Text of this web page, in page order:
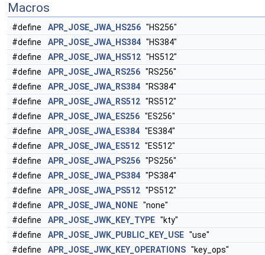
Macros
#define APR_JOSE_JWA_HS256 "HS256"
#define
APR_JOSE_JWA_HS384 "HS384"
#define
APR_JOSE_JWA_HS512 "HS512"
#define
APR_JOSE_JWA_RS256 "RS256"
#define
APR_JOSE_JWA_RS384 "RS384"
#define
APR_JOSE_JWA_RS512 "RS512"
#define
APR_JOSE_JWA_ES256 "ES256"
#define
APR_JOSE_JWA_ES384 "ES384"
#define
APR_JOSE_JWA_ES512 "ES512"
#define
APR_JOSE_JWA_PS256 "PS256"
#define
APR_JOSE_JWA_PS384 "PS384"
#define
APR_JOSE_JWA_PS512 "PS512"
#define
APR_JOSE_JWA_NONE "none"
#define
APR_JOSE_JWK_KEY_TYPE "kty"
#define
APR_JOSE_JWK_PUBLIC_KEY_USE "use"
#define
APR_JOSE_JWK_KEY_OPERATIONS "key_ops"